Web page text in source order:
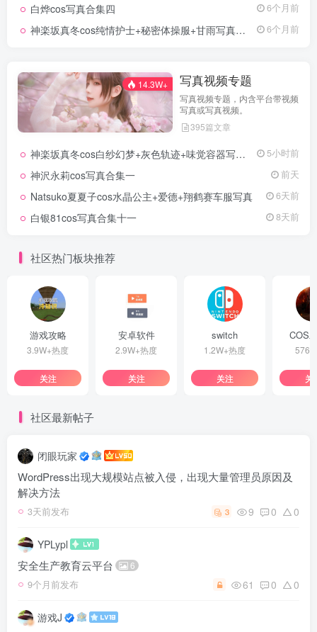
白烨cos写真合集四 6个月前
神楽坂真冬cos纯情护士+秘密体操服+甘雨写真+视频 6个月前
14.3W+ 写真视频专题
写真视频专题，内含平台带视频
写真或写真视频。
395篇文章
神楽坂真冬cos白纱幻梦+灰色轨迹+味觉容器写真+视频 5小时前
神沢永莉cos写真合集一 前天
Natsuko夏夏子cos水晶公主+爱德+翔鹤赛车服写真 6天前
白银81cos写真合集十一 8天前
社区热门板块推荐
游戏攻略
3.9W+热度
关注
安卓软件
2.9W+热度
关注
switch
1.2W+热度
关注
COS
5764
关
社区最新帖子
闭眼玩家
WordPress出现大规模站点被入侵，出现大量管理员原因及
解决方法
3天前发布 3 9 0 0
YPLypl
安全生产教育云平台 6
9个月前发布 61 0 0
游戏J